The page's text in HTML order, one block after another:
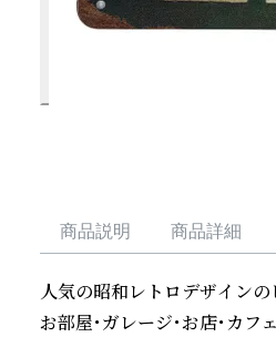
商品説明 商品詳細
人気の昭和レトロデザインの
お部屋・ガレージ・お店・カ